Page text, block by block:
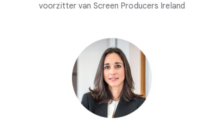
voorzitter van Screen Producers Ireland